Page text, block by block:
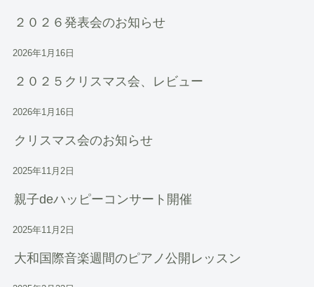
２０２６発表会のお知らせ
2026年1月16日
２０２５クリスマス会、レビュー
2026年1月16日
クリスマス会のお知らせ
2025年11月2日
親子deハッピーコンサート開催
2025年11月2日
大和国際音楽週間のピアノ公開レッスン